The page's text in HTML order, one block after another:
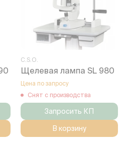
C.S.O.
Щелевая лампа SL 980
Цена по запросу
Снят с производства
Запросить КП
В корзину